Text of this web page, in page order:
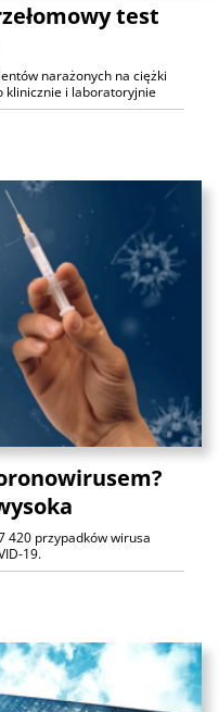
test
narażonych na ciężki
klinicznie i laboratoryjnie
420 przypadków wirusa
19.